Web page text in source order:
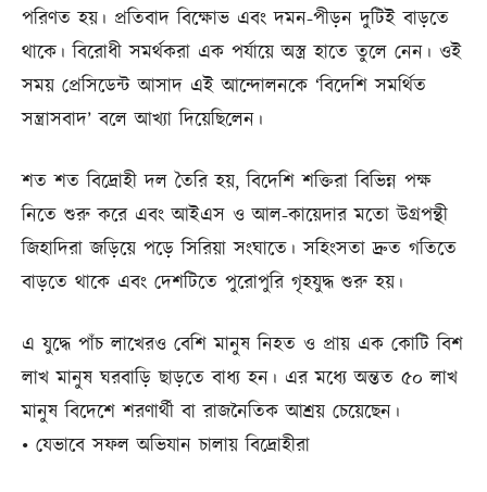
পরিণত হয়। প্রতিবাদ বিক্ষোভ এবং দমন-পীড়ন দুটিই বাড়তে
থাকে। বিরোধী সমর্থকরা এক পর্যায়ে অস্ত্র হাতে তুলে নেন। ওই
সময় প্রেসিডেন্ট আসাদ এই আন্দোলনকে ‘বিদেশি সমর্থিত
সন্ত্রাসবাদ’ বলে আখ্যা দিয়েছিলেন।
শত শত বিদ্রোহী দল তৈরি হয়, বিদেশি শক্তিরা বিভিন্ন পক্ষ
নিতে শুরু করে এবং আইএস ও আল-কায়েদার মতো উগ্রপন্থী
জিহাদিরা জড়িয়ে পড়ে সিরিয়া সংঘাতে। সহিংসতা দ্রুত গতিতে
বাড়তে থাকে এবং দেশটিতে পুরোপুরি গৃহযুদ্ধ শুরু হয়।
এ যুদ্ধে পাঁচ লাখেরও বেশি মানুষ নিহত ও প্রায় এক কোটি বিশ
লাখ মানুষ ঘরবাড়ি ছাড়তে বাধ্য হন। এর মধ্যে অন্তত ৫০ লাখ
মানুষ বিদেশে শরণার্থী বা রাজনৈতিক আশ্রয় চেয়েছেন।
• যেভাবে সফল অভিযান চালায় বিদ্রোহীরা